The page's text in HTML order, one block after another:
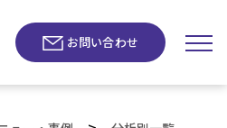
お問い合わせ